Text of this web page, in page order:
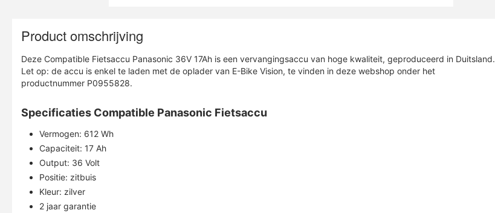
Product omschrijving
Deze Compatible Fietsaccu Panasonic 36V 17Ah is een vervangingsaccu van hoge kwaliteit, geproduceerd in Duitsland.
Let op: de accu is enkel te laden met de oplader van E-Bike Vision, te vinden in deze webshop onder het
productnummer P0955828.
Specificaties Compatible Panasonic Fietsaccu
Vermogen: 612 Wh
Capaciteit: 17 Ah
Output: 36 Volt
Positie: zitbuis
Kleur: zilver
2 jaar garantie